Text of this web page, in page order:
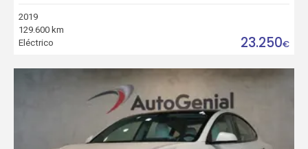
2019
129.600 km
Eléctrico
23.250€